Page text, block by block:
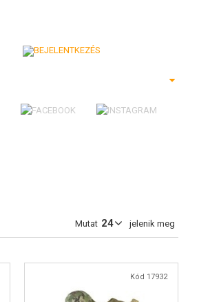
Mutat jelenik meg
Kód 17932